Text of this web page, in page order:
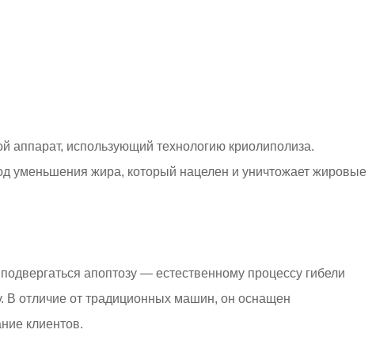
аппарат, использующий технологию криолиполиза.
уменьшения жира, который нацелен и уничтожает жировые
апоптозу — естественному процессу гибели
В отличие от традиционных машин, он оснащен
клиентов.